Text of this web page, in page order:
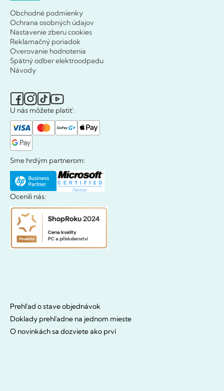
Obchodné podmienky
Ochrana osobných údajov
Nastavenie zberu cookies
Reklamačný poriadok
Overovanie hodnotenia
Spätný odber elektroodpadu
Návody
U nás môžete platiť:
Sme hrdým partnerom:
Ocenili nás:
Prehľad o stave objednávok
Doklady prehľadne na jednom mieste
O novinkách sa dozviete ako prví